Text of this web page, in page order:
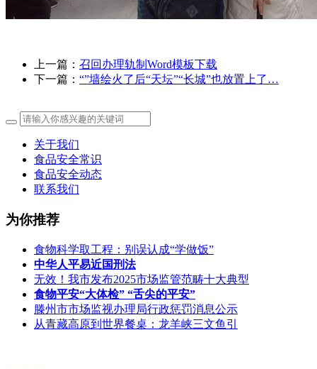
上一篇： 召回办理轨制Word模板下载
下一篇： “”墙绘火了后“天坛”“长城”也放置上了…
关于我们
食品安全常识
食品安全动态
联系我们
为你推荐
食物科学取工程：别误认成“学做饭”
中华人平易近国刑法
无效！我市发布2025市场监管范畴十大典型
食物平安“大体检” “舌尖的平安”
滕州市市场监视办理局行政惩罚消息公示
从青藏高原到世界餐桌：龙羊峡三文鱼引